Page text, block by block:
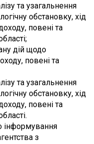
та узагальнення
обстановку, хід
повені та
дій щодо
повені та
та узагальнення
обстановку, хід
повені та
інформування
з